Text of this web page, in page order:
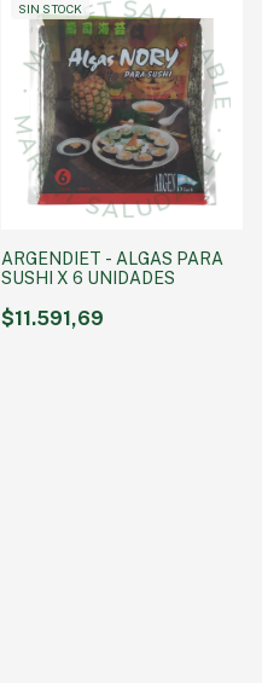
SIN STOCK
ARGENDIET - ALGAS PARA
SUSHI X 6 UNIDADES
$11.591,69